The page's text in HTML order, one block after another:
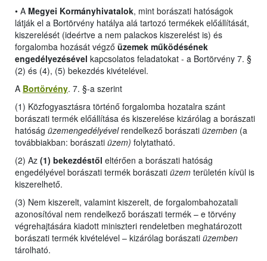
• A Megyei Kormányhivatalok, mint borászati hatóságok
látják el a Bortörvény hatálya alá tartozó termékek előállítását,
kiszerelését (ideértve a nem palackos kiszerelést is) és
forgalomba hozását végző üzemek működésének
engedélyezésével kapcsolatos feladatokat - a Bortörvény 7. §
(2) és (4), (5) bekezdés kivételével.
A Bortörvény. 7. §-a szerint
(1) Közfogyasztásra történő forgalomba hozatalra szánt
borászati termék előállítása és kiszerelése kizárólag a borászati
hatóság üzemengedélyévelrendelkező borászati üzemben (a
továbbiakban: borászati üzem) folytatható.
(2) Az (1) bekezdéstől eltérően a borászati hatóság
engedélyével borászati termék borászati üzem területén kívül is
kiszerelhető.
(3) Nem kiszerelt, valamint kiszerelt, de forgalombahozatali
azonosítóval nem rendelkező borászati termék – e törvény
végrehajtására kiadott miniszteri rendeletben meghatározott
borászati termék kivételével – kizárólag borászati üzemben
tárolható.